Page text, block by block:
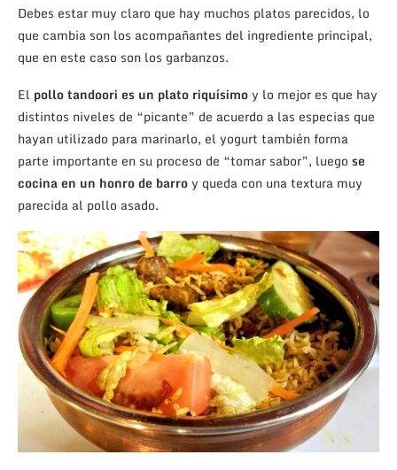
Debes estar muy claro que hay muchos platos parecidos, lo
que cambia son los acompañantes del ingrediente principal,
que en este caso son los garbanzos.
El pollo tandoori es un plato riquísimoy lo mejor es que hay
distintos niveles de “picante” de acuerdo a las especias que
hayan utilizado para marinarlo, el yogurt también forma
parte importante en su proceso de “tomar sabor”, luego se
cocina en un honro de barroy queda con una textura muy
parecida al pollo asado.